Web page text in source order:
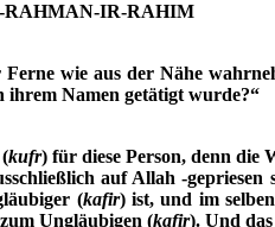
IR-RAHIM
wie aus der Nähe
ihrem Namen getätigt wurde?“
kufr) für diese Person, denn die
auf Allah -
(kafir) ist, und im
Ungläubigen (kafir). Und